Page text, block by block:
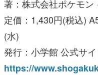
著：株式会社ポケモン
定価：1,430円(税込)
(水)
発行：小学館 公式サイ
https://